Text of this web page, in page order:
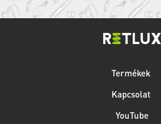
Termékek
Kapcsolat
YouTube